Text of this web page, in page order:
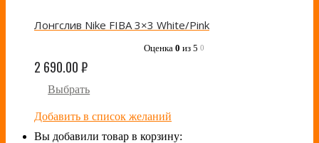
Лонгслив Nike FIBA 3×3 White/Pink
Оценка 0 из 5 0
2 690.00₽
Выбрать
Добавить в список желаний
Вы добавили товар в корзину: